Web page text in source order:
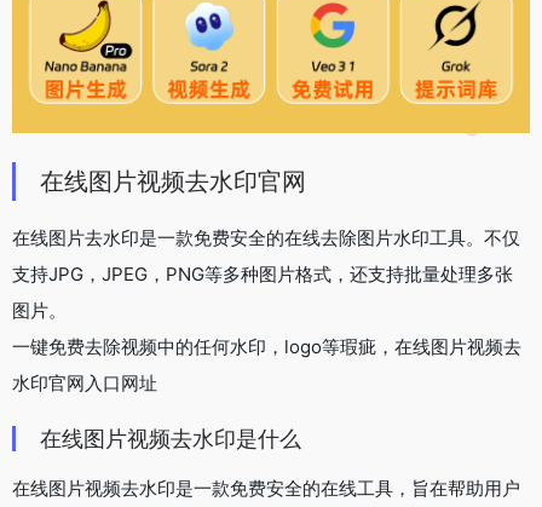
在线图片视频去水印官网
在线图片去水印是一款免费安全的在线去除图片水印工具。不仅
支持JPG，JPEG，PNG等多种图片格式，还支持批量处理多张
图片。
一键免费去除视频中的任何水印，logo等瑕疵，在线图片视频去
水印官网入口网址
在线图片视频去水印是什么
在线图片视频去水印是一款免费安全的在线工具，旨在帮助用户